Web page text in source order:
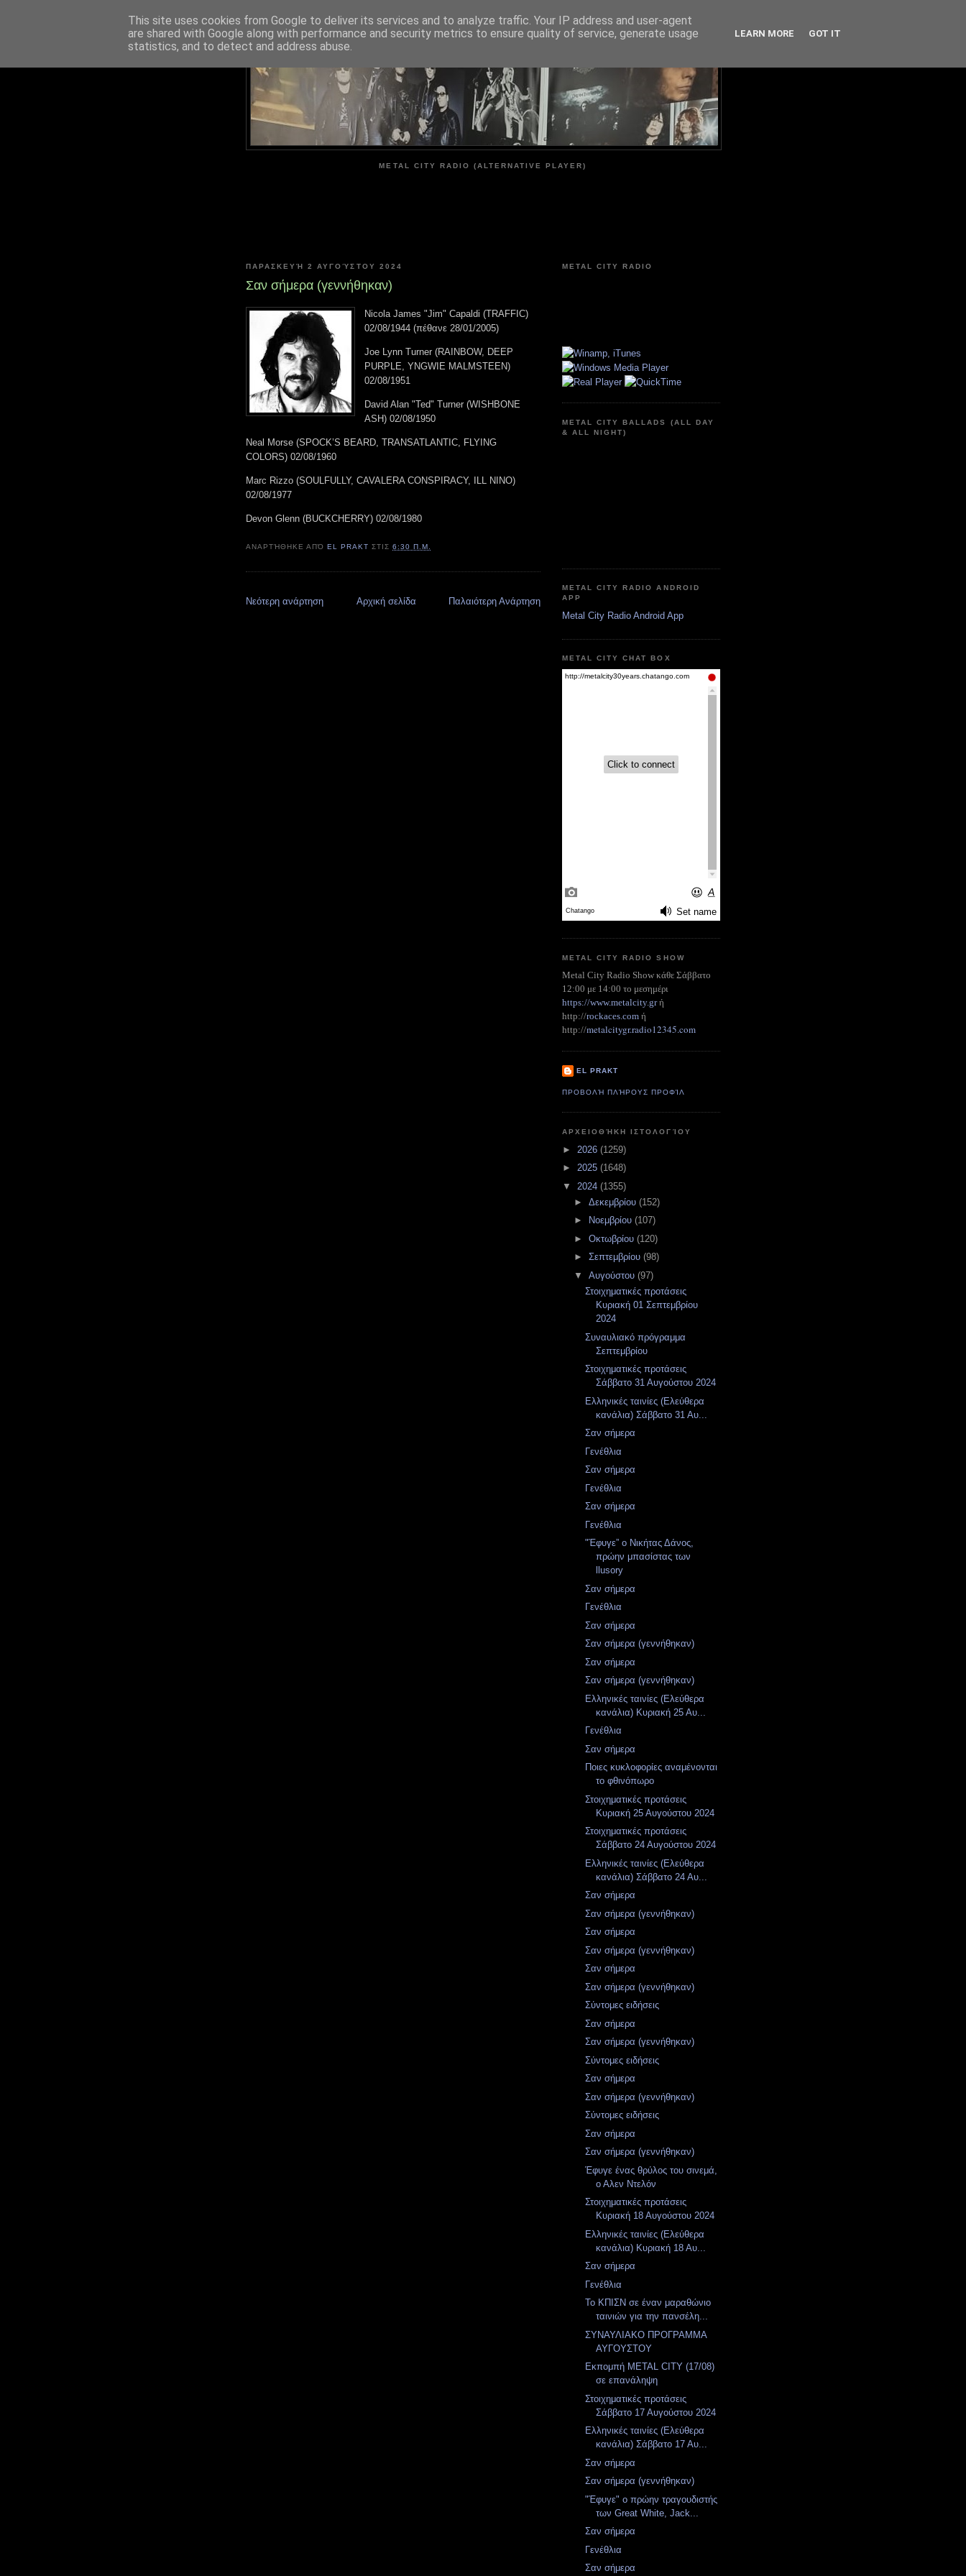
METAL CITY
METAL CITY RADIO (ALTERNATIVE PLAYER)
ΠΑΡΑΣΚΕΥΉ 2 ΑΥΓΟΎΣΤΟΥ 2024
Σαν σήμερα (γεννήθηκαν)
Nicola James "Jim" Capaldi (TRAFFIC)
02/08/1944 (πέθανε 28/01/2005)
Joe Lynn Turner (RAINBOW, DEEP
PURPLE, YNGWIE MALMSTEEN)
02/08/1951
David Alan "Ted" Turner (WISHBONE
ASH) 02/08/1950
Neal Morse (SPOCK’S BEARD, TRANSATLANTIC, FLYING
COLORS) 02/08/1960
Marc Rizzo (SOULFULLY, CAVALERA CONSPIRACY, ILL NINO)
02/08/1977
Devon Glenn (BUCKCHERRY) 02/08/1980
ΑΝΑΡΤΉΘΗΚΕ ΑΠΌEL PRAKT ΣΤΙΣ6:30 Π.Μ.
Νεότερη ανάρτηση Παλαιότερη Ανάρτηση
Αρχική σελίδα
METAL CITY RADIO
METAL CITY BALLADS (ALL DAY
& ALL NIGHT)
METAL CITY RADIO ANDROID
APP
Metal City Radio Android App
METAL CITY CHAT BOX
METAL CITY RADIO SHOW
Metal City Radio Show κάθε Σάββατο
12:00 με 14:00 το μεσημέρι
https://www.metalcity.grή
http://rockaces.com ή
http://metalcitygr.radio12345.com
EL PRAKT
ΠΡΟΒΟΛΉ ΠΛΉΡΟΥΣ ΠΡΟΦΊΛ
ΑΡΧΕΙΟΘΉΚΗ ΙΣΤΟΛΟΓΊΟΥ
► 2026 (1259)
► 2025 (1648)
▼ 2024 (1355)
► Δεκεμβρίου (152)
►
Νοεμβρίου (107)
► Οκτωβρίου (120)
► Σεπτεμβρίου (98)
▼ Αυγούστου (97)
Στοιχηματικές προτάσεις
Κυριακή 01 Σεπτεμβρίου
2024
Συναυλιακό πρόγραμμα
Σεπτεμβρίου
Στοιχηματικές προτάσεις
Σάββατο 31 Αυγούστου 2024
Ελληνικές ταινίες (Ελεύθερα
κανάλια) Σάββατο 31 Αυ...
Σαν σήμερα
Γενέθλια
Σαν σήμερα
Γενέθλια
Σαν σήμερα
Γενέθλια
"Έφυγε” ο Νικήτας Δάνος,
πρώην μπασίστας των
llusory
Σαν σήμερα
Γενέθλια
Σαν σήμερα
Σαν σήμερα (γεννήθηκαν)
Σαν σήμερα
Σαν σήμερα (γεννήθηκαν)
Ελληνικές ταινίες (Ελεύθερα
κανάλια) Κυριακή 25 Αυ...
Γενέθλια
Σαν σήμερα
Ποιες κυκλοφορίες αναμένονται
το φθινόπωρο
Στοιχηματικές προτάσεις
Κυριακή 25 Αυγούστου 2024
Στοιχηματικές προτάσεις
Σάββατο 24 Αυγούστου 2024
Ελληνικές ταινίες (Ελεύθερα
κανάλια) Σάββατο 24 Αυ...
Σαν σήμερα
Σαν σήμερα (γεννήθηκαν)
Σαν σήμερα
Σαν σήμερα (γεννήθηκαν)
Σαν σήμερα
Σαν σήμερα (γεννήθηκαν)
Σύντομες ειδήσεις
Σαν σήμερα
Σαν σήμερα (γεννήθηκαν)
Σύντομες ειδήσεις
Σαν σήμερα
Σαν σήμερα (γεννήθηκαν)
Σύντομες ειδήσεις
Σαν σήμερα
Σαν σήμερα (γεννήθηκαν)
Έφυγε ένας θρύλος του σινεμά,
ο Αλεν Ντελόν
Στοιχηματικές προτάσεις
Κυριακή 18 Αυγούστου 2024
Ελληνικές ταινίες (Ελεύθερα
κανάλια) Κυριακή 18 Αυ...
Σαν σήμερα
Γενέθλια
Το ΚΠΙΣΝ σε έναν μαραθώνιο
ταινιών για την πανσέλη...
ΣΥΝΑΥΛΙΑΚΟ ΠΡΟΓΡΑΜΜΑ
ΑΥΓΟΥΣΤΟΥ
Εκπομπή METAL CITY (17/08)
σε επανάληψη
Στοιχηματικές προτάσεις
Σάββατο 17 Αυγούστου 2024
Ελληνικές ταινίες (Ελεύθερα
κανάλια) Σάββατο 17 Αυ...
Σαν σήμερα
Σαν σήμερα (γεννήθηκαν)
"Έφυγε" ο πρώην τραγουδιστής
των Great White, Jack...
Σαν σήμερα
Γενέθλια
Σαν σήμερα
This site uses cookies from Google to deliver its services and to analyze traffic. Your IP address and user-agent
are shared with Google along with performance and security metrics to ensure quality of service, generate usage
statistics, and to detect and address abuse.
LEARN MORE GOT IT